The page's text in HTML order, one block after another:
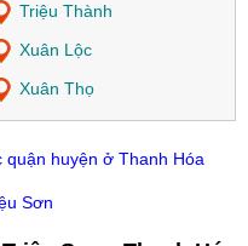
Triệu Thành
Xuân Lộc
Xuân Thọ
quận huyện ở Thanh Hóa
Sơn